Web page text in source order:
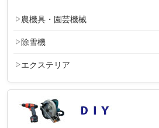
農機具・園芸機械
除雪機
エクステリア